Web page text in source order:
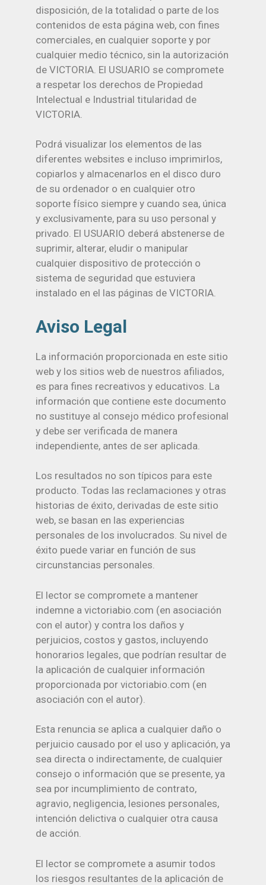
disposición, de la totalidad o parte de los
contenidos de esta página web, con fines
comerciales, en cualquier soporte y por
cualquier medio técnico, sin la autorización
de VICTORIA. El USUARIO se compromete
a respetar los derechos de Propiedad
Intelectual e Industrial titularidad de
VICTORIA.
Podrá visualizar los elementos de las
diferentes websites e incluso imprimirlos,
copiarlos y almacenarlos en el disco duro
de su ordenador o en cualquier otro
soporte físico siempre y cuando sea, única
y exclusivamente, para su uso personal y
privado. El USUARIO deberá abstenerse de
suprimir, alterar, eludir o manipular
cualquier dispositivo de protección o
sistema de seguridad que estuviera
instalado en el las páginas de VICTORIA.
Aviso Legal
La información proporcionada en este sitio
web y los sitios web de nuestros afiliados,
es para fines recreativos y educativos. La
información que contiene este documento
no sustituye al consejo médico profesional
y debe ser verificada de manera
independiente, antes de ser aplicada.
Los resultados no son típicos para este
producto. Todas las reclamaciones y otras
historias de éxito, derivadas de este sitio
web, se basan en las experiencias
personales de los involucrados. Su nivel de
éxito puede variar en función de sus
circunstancias personales.
El lector se compromete a mantener
indemne a victoriabio.com (en asociación
con el autor) y contra los daños y
perjuicios, costos y gastos, incluyendo
honorarios legales, que podrían resultar de
la aplicación de cualquier información
proporcionada por victoriabio.com (en
asociación con el autor).
Esta renuncia se aplica a cualquier daño o
perjuicio causado por el uso y aplicación, ya
sea directa o indirectamente, de cualquier
consejo o información que se presente, ya
sea por incumplimiento de contrato,
agravio, negligencia, lesiones personales,
intención delictiva o cualquier otra causa
de acción.
El lector se compromete a asumir todos
los riesgos resultantes de la aplicación de